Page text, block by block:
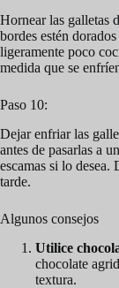
Hornear las galletas
bordes estén
ligeramente poco
medida que se
Paso 10:
Dejar enfriar las
antes de pasarlas a
escamas si lo desea.
tarde.
Algunos consejos
Utilice
chocolate
textura.